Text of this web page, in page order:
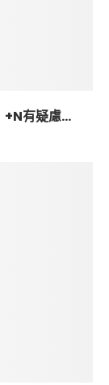
有疑慮...